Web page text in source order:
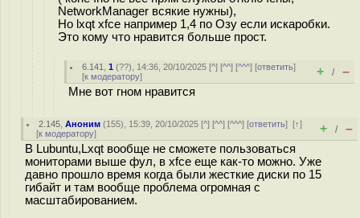
NetworkManager всякие нужны),
Но lxqt xfce например 1,4 по Озу если искаробки.
Это кому что нравится больше прост.
6.141 ,1 (??), 14:36, 20/10/2025 [^] [^^] [^^^] [ответить]
[к модератору] + / –
Мне вот гном нравится
2.145 ,Аноним (155), 15:39, 20/10/2025 [^] [^^] [^^^] [ответить][↑]
[к модератору] + / –
В Lubuntu,Lxqt вообще не сможете пользоваться
мониторами выше фул, в xfce еще как-то можно. Уже
давно прошло время когда были жесткие диски по 15
гибайт и там вообще проблема огромная с
масштабированием.